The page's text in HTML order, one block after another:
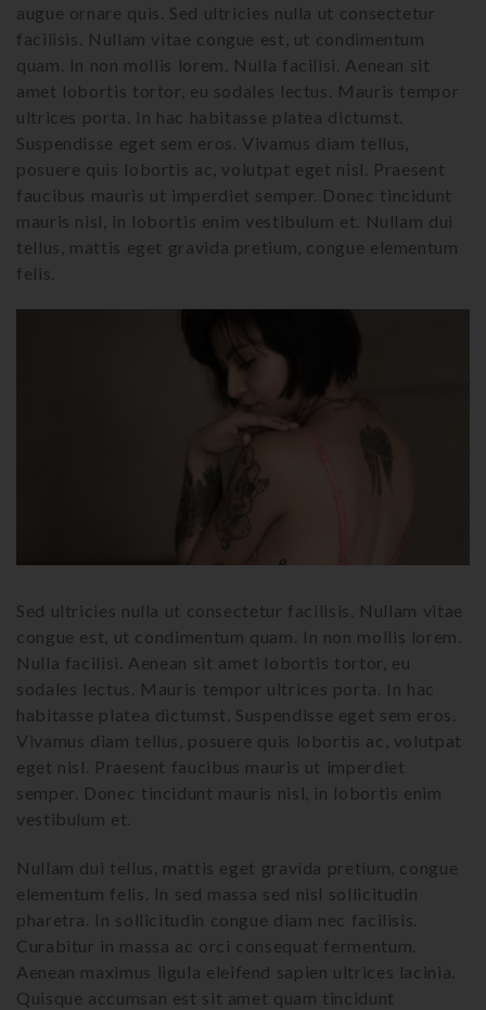
augue ornare quis. Sed ultricies nulla ut consectetur
facilisis. Nullam vitae congue est, ut condimentum
quam. In non mollis lorem. Nulla facilisi. Aenean sit
amet lobortis tortor, eu sodales lectus. Mauris tempor
ultrices porta. In hac habitasse platea dictumst.
Suspendisse eget sem eros. Vivamus diam tellus,
posuere quis lobortis ac, volutpat eget nisl. Praesent
faucibus mauris ut imperdiet semper. Donec tincidunt
mauris nisl, in lobortis enim vestibulum et. Nullam dui
tellus, mattis eget gravida pretium, congue elementum
felis.
Sed ultricies nulla ut consectetur facilisis. Nullam vitae
congue est, ut condimentum quam. In non mollis lorem.
Nulla facilisi. Aenean sit amet lobortis tortor, eu
sodales lectus. Mauris tempor ultrices porta. In hac
habitasse platea dictumst. Suspendisse eget sem eros.
Vivamus diam tellus, posuere quis lobortis ac, volutpat
eget nisl. Praesent faucibus mauris ut imperdiet
semper. Donec tincidunt mauris nisl, in lobortis enim
vestibulum et.
Nullam dui tellus, mattis eget gravida pretium, congue
elementum felis. In sed massa sed nisl sollicitudin
pharetra. In sollicitudin congue diam nec facilisis.
Curabitur in massa ac orci consequat fermentum.
Aenean maximus ligula eleifend sapien ultrices lacinia.
Quisque accumsan est sit amet quam tincidunt